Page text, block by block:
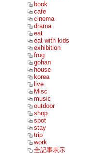
book
cafe
cinema
drama
eat
eat with kids
exhibition
frog
gohan
house
korea
live
Misc
music
outdoor
shop
spot
stay
trip
work
全記事表示